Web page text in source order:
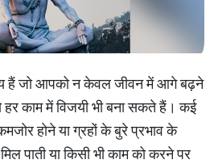
हैं जो आपको न केवल जीवन में आगे बढ़ने
काम में विजयी भी बना सकते हैं। कई
होने या ग्रहों के बुरे प्रभाव के
पाती या किसी भी काम को करने पर